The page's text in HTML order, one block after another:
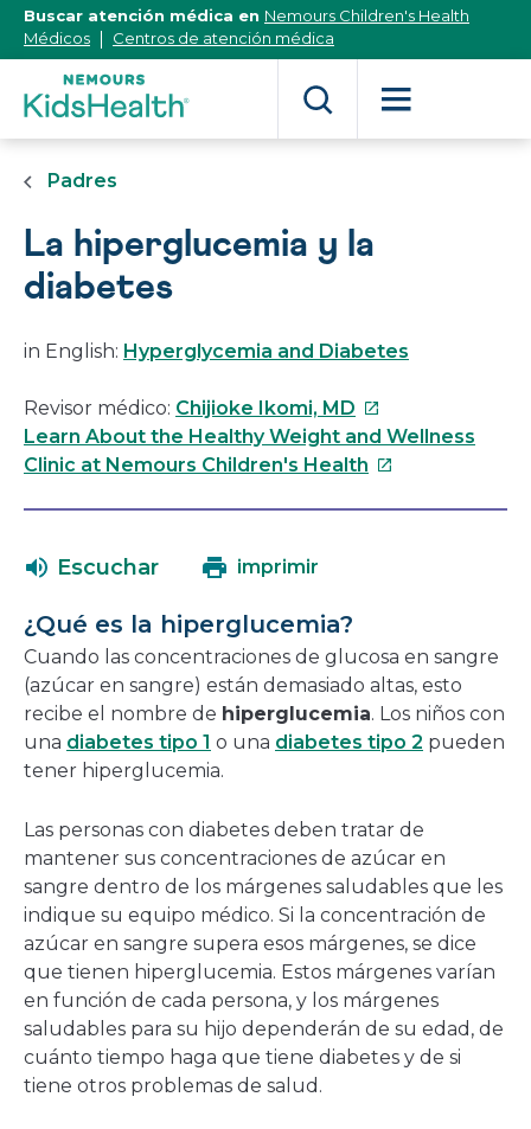
[Skip
Content]
Buscar atención médica en Nemours Children's Health
Médicos
Centros de atención médica
Padres
La hiperglucemia y la
diabetes
in English: Hyperglycemia and Diabetes
Revisor médico: Chijioke Ikomi, MD Este
enlace
se
Learn About the Healthy Weight and Wellness
Clinic at Nemours Children's Health Este
ventana
Escuchar imprimir
¿Qué es la hiperglucemia?
Cuando las concentraciones de glucosa en sangre
(azúcar en sangre) están demasiado altas, esto
recibe el nombre de hiperglucemia. Los niños con
una diabetes tipo 1 o una diabetes tipo 2 pueden
tener hiperglucemia.
Las personas con diabetes deben tratar de
mantener sus concentraciones de azúcar en
sangre dentro de los márgenes saludables que les
indique su equipo médico. Si la concentración de
azúcar en sangre supera esos márgenes, se dice
que tienen hiperglucemia. Estos márgenes varían
en función de cada persona, y los márgenes
saludables para su hijo dependerán de su edad, de
cuánto tiempo haga que tiene diabetes y de si
tiene otros problemas de salud.